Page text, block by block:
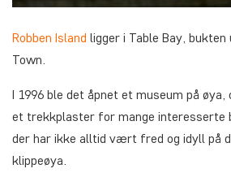
Robben Island ligger i Table Bay, bukten
Town.
I 1996 ble det åpnet et museum på
et trekkplaster for mange interesserte
der har ikke alltid vært fred og idyll på
klippeøya.